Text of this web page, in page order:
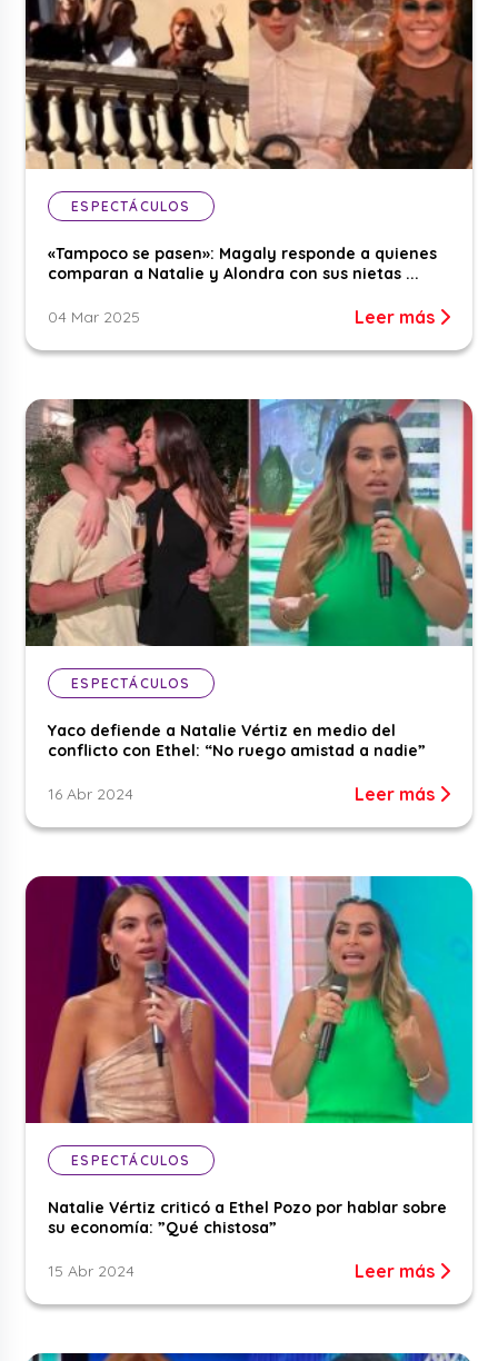
ESPECTÁCULOS
«Tampoco se pasen»: Magaly responde a quienes
comparan a Natalie y Alondra con sus nietas ...
04 Mar 2025 Leer más
ESPECTÁCULOS
Yaco defiende a Natalie Vértiz en medio del
conflicto con Ethel: “No ruego amistad a nadie”
16 Abr 2024 Leer más
ESPECTÁCULOS
Natalie Vértiz criticó a Ethel Pozo por hablar sobre
su economía: ”Qué chistosa”
15 Abr 2024 Leer más